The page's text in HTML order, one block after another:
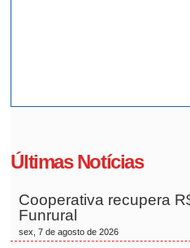
Últimas Notícias
Cooperativa recupera
Funrural
sex, 7 de agosto de 2026